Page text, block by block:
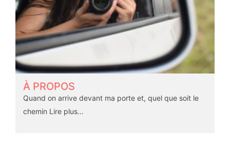
À PROPOS
Quand on arrive devant ma porte et, quel que soit le
chemin Lire plus…